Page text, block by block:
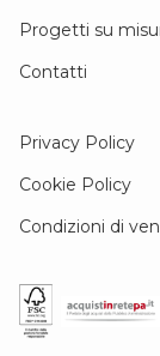
Progetti su
Contatti
Privacy Policy
Cookie Policy
Condizioni di